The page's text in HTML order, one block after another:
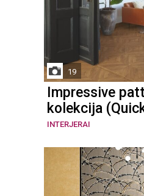
19
Impressive
kolekcija
INTERJERAI